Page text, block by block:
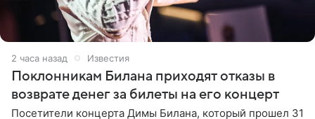
2 часа назад Известия
Поклонникам Билана приходят отказы в
возврате денег за билеты на его концерт
Посетители концерта Димы Билана, который прошел 31